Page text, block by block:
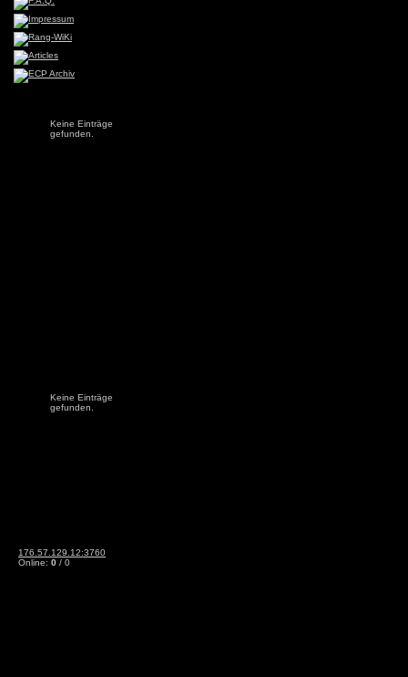
Keine Einträge
gefunden.
Keine Einträge
gefunden.
176.57.129.12:3760
Online: 0 / 0